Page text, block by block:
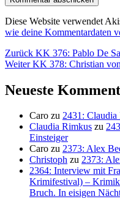
Diese Website verwendet
wie deine Kommentardaten
Zurück Vorheriger
Beitrag:
KK 376: Pablo De
Weiter Nächster
KK 378: Christian
Neueste
Caro zu 2431:
Claudia Rimkus zu
Einsteiger
Caro zu 2373: Alex
Christoph zu 2373:
2364: Interview mit
Krimifestival) –
Bruch. In eisigen